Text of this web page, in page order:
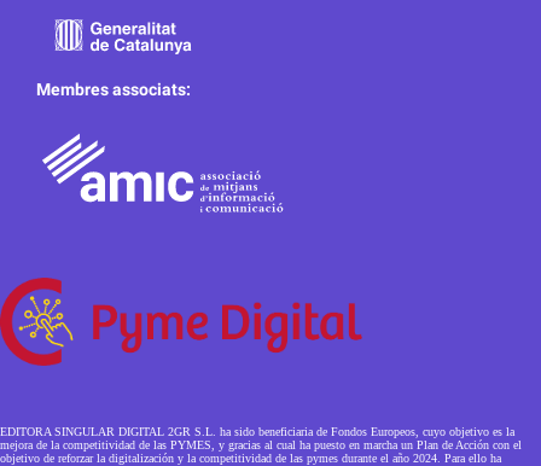
Membres associats:
EDITORA SINGULAR DIGITAL 2GR S.L. ha sido beneficiaria de Fondos Europeos, cuyo objetivo es la
mejora de la competitividad de las PYMES, y gracias al cual ha puesto en marcha un Plan de Acción con el
objetivo de reforzar la digitalización y la competitividad de las pymes durante el año 2024. Para ello ha